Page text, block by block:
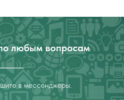
любым вопросам
в мессенджеры.